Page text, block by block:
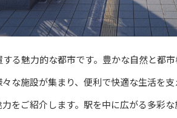
る魅力的な都市です。豊かな自然と都
な施設が集まり、便利で快適な生活を
をご紹介します。駅を中に広がる多彩